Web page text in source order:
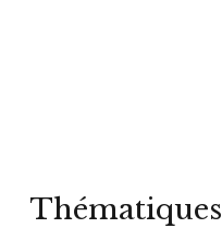
Thématiques